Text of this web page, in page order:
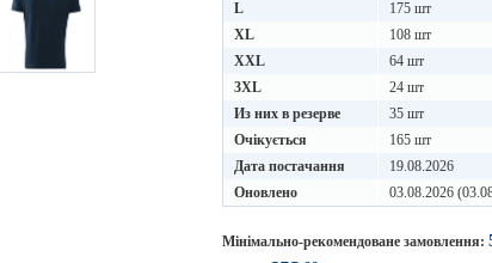
L
175 шт
XL
108 шт
XXL
64 шт
3XL
24 шт
Из них в резерве
35 шт
Очікується
165 шт
Дата постачання
19.08.2026
Оновлено
03.08.2026
Мінімально-рекомендоване замовлення: